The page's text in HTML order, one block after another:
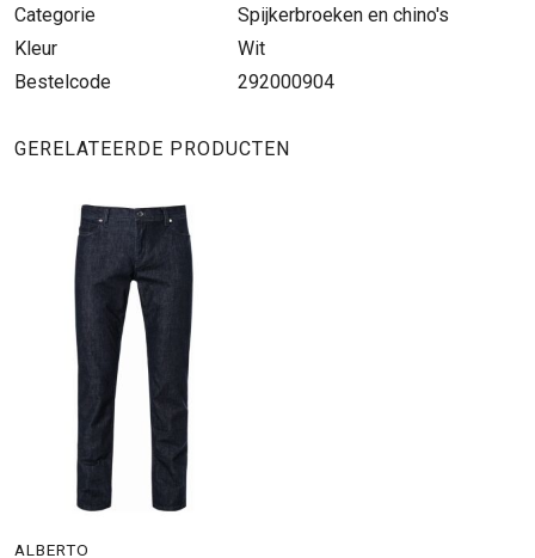
Categorie
Spijkerbroeken en chino's
Kleur
Wit
Bestelcode
292000904
GERELATEERDE PRODUCTEN
ALBERTO